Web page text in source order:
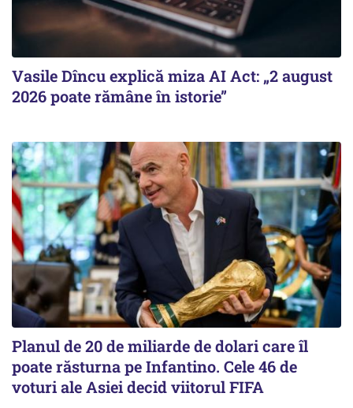
Vasile Dîncu explică miza AI Act: „2 august
2026 poate rămâne în istorie”
Planul de 20 de miliarde de dolari care îl
poate răsturna pe Infantino. Cele 46 de
voturi ale Asiei decid viitorul FIFA